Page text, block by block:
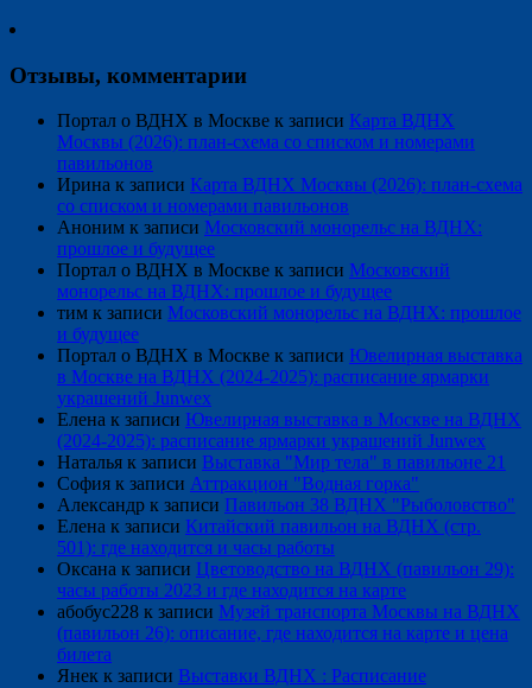
Отзывы, комментарии
Портал о ВДНХ в Москве к записи Карта ВДНХ
Москвы (2026): план-схема со списком и номерами
павильонов
Ирина к записи Карта ВДНХ Москвы (2026): план-схема
со списком и номерами павильонов
Аноним к записи Московский монорельс на ВДНХ:
прошлое и будущее
Портал о ВДНХ в Москве к записи Московский
монорельс на ВДНХ: прошлое и будущее
тим к записи Московский монорельс на ВДНХ: прошлое
и будущее
Портал о ВДНХ в Москве к записи Ювелирная выставка
в Москве на ВДНХ (2024-2025): расписание ярмарки
украшений Junwex
Елена к записи Ювелирная выставка в Москве на ВДНХ
(2024-2025): расписание ярмарки украшений Junwex
Наталья к записи Выставка "Мир тела" в павильоне 21
София к записи Аттракцион "Водная горка"
Александр к записи Павильон 38 ВДНХ "Рыболовство"
Елена к записи Китайский павильон на ВДНХ (стр.
501): где находится и часы работы
Оксана к записи Цветоводство на ВДНХ (павильон 29):
часы работы 2023 и где находится на карте
абобус228 к записи Музей транспорта Москвы на ВДНХ
(павильон 26): описание, где находится на карте и цена
билета
Янек к записи Выставки ВДНХ : Расписание